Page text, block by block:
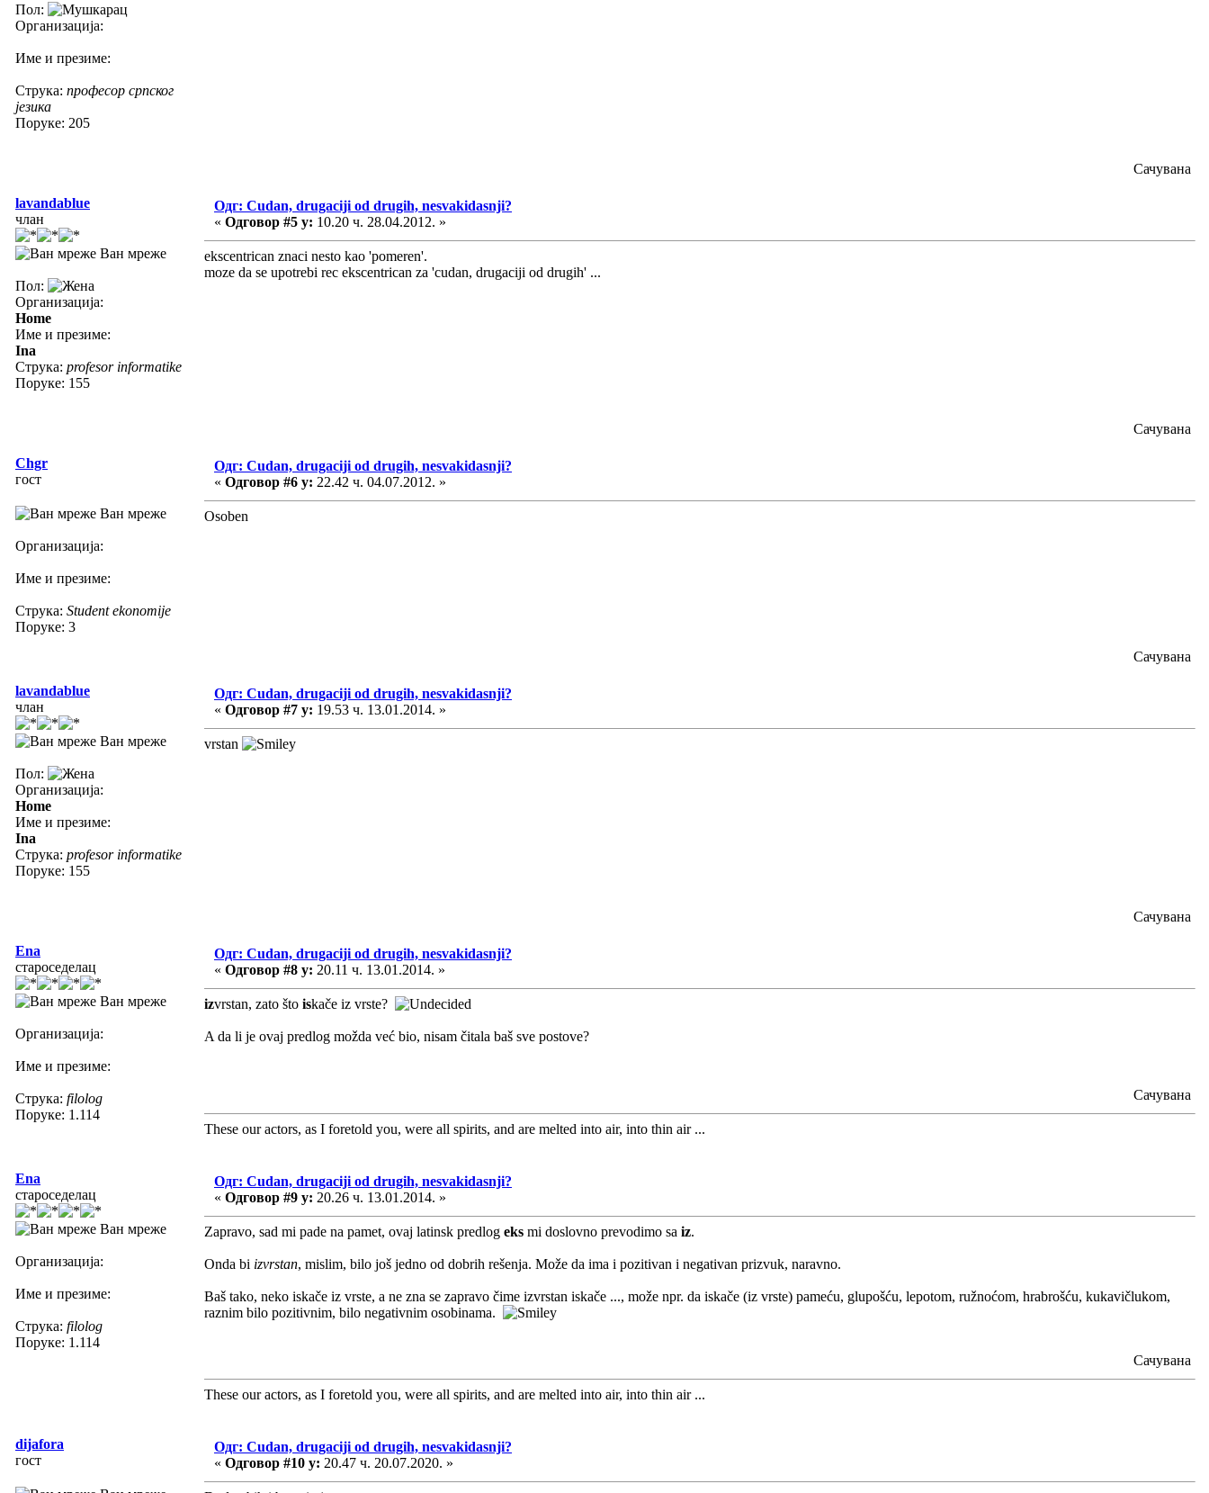
Пол:
Организација:
Име и презиме:
Струка: професор српског
језика
Поруке: 205
Сачувана
lavandablue
члан
Ван мреже
Пол:
Организација:
Home
Име и презиме:
Ina
Струка: profesor informatike
Поруке: 155
Одг: Cudan, drugaciji od drugih, nesvakidasnji?
« Одговор #5 у: 10.20 ч. 28.04.2012. »
ekscentrican znaci nesto kao 'pomeren'.
moze da se upotrebi rec ekscentrican za 'cudan, drugaciji od drugih' ...
Сачувана
Chgr
гост
Ван мреже
Организација:
Име и презиме:
Струка: Student ekonomije
Поруке: 3
Одг: Cudan, drugaciji od drugih, nesvakidasnji?
« Одговор #6 у: 22.42 ч. 04.07.2012. »
Osoben
Сачувана
lavandablue
члан
Ван мреже
Пол:
Организација:
Home
Име и презиме:
Ina
Струка: profesor informatike
Поруке: 155
Одг: Cudan, drugaciji od drugih, nesvakidasnji?
« Одговор #7 у: 19.53 ч. 13.01.2014. »
vrstan
Сачувана
Ena
староседелац
Ван мреже
Организација:
Име и презиме:
Струка: filolog
Поруке: 1.114
Одг: Cudan, drugaciji od drugih, nesvakidasnji?
« Одговор #8 у: 20.11 ч. 13.01.2014. »
izvrstan, zato što iskače iz vrste?
A da li je ovaj predlog možda već bio, nisam čitala baš sve postove?
Сачувана
These our actors, as I foretold you, were all spirits, and are melted into air, into thin air ...
Ena
староседелац
Ван мреже
Организација:
Име и презиме:
Струка: filolog
Поруке: 1.114
Одг: Cudan, drugaciji od drugih, nesvakidasnji?
« Одговор #9 у: 20.26 ч. 13.01.2014. »
Zapravo, sad mi pade na pamet, ovaj latinsk predlog eks mi doslovno prevodimo sa iz.
Onda bi izvrstan, mislim, bilo još jedno od dobrih rešenja. Može da ima i pozitivan i negativan prizvuk, naravno.
Baš tako, neko iskače iz vrste, a ne zna se zapravo čime izvrstan iskače ..., može npr. da iskače (iz vrste) pameću, glupošću, lepotom, ružnoćom, hrabrošću, kukavičlukom,
raznim bilo pozitivnim, bilo negativnim osobinama.
Сачувана
These our actors, as I foretold you, were all spirits, and are melted into air, into thin air ...
dijafora
гост
Одг: Cudan, drugaciji od drugih, nesvakidasnji?
« Одговор #10 у: 20.47 ч. 20.07.2020. »